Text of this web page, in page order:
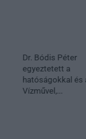
Dr. Bódis Péter
egyeztetett a
hatóságokkal és
Vízművel,...